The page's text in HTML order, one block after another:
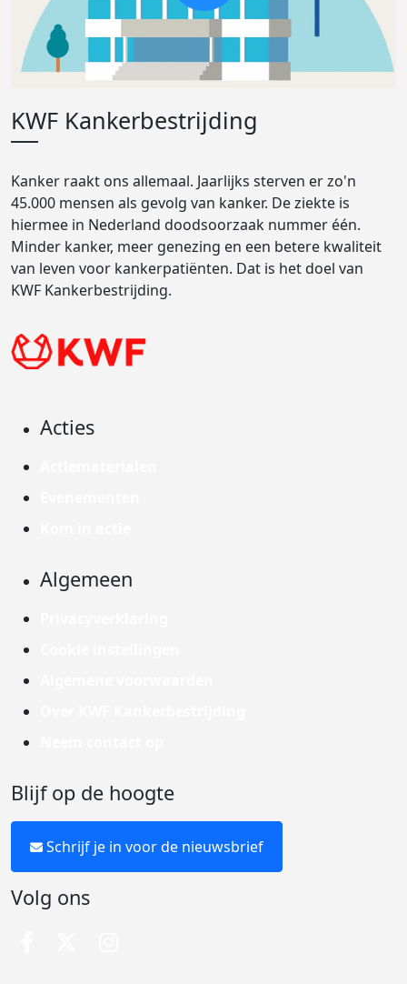
KWF Kankerbestrijding
Kanker raakt ons allemaal. Jaarlijks sterven er zo'n
45.000 mensen als gevolg van kanker. De ziekte is
hiermee in Nederland doodsoorzaak nummer één.
Minder kanker, meer genezing en een betere kwaliteit
van leven voor kankerpatiënten. Dat is het doel van
KWF Kankerbestrijding.
Acties
Algemeen
Blijf op de hoogte
Schrijf je in voor de nieuwsbrief
Volg ons